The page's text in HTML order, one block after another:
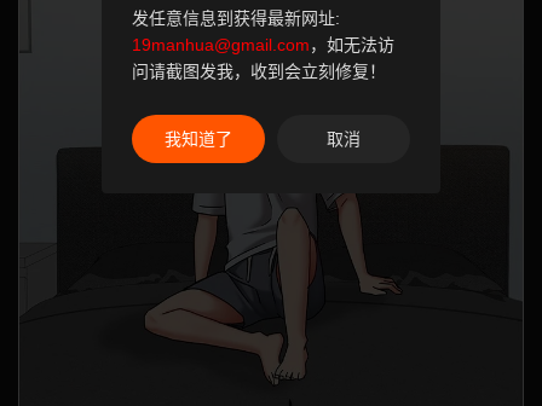
发任意信息到获得最新网址:
19manhua@gmail.com，如无法访
问请截图发我，收到会立刻修复！
我知道了 取消